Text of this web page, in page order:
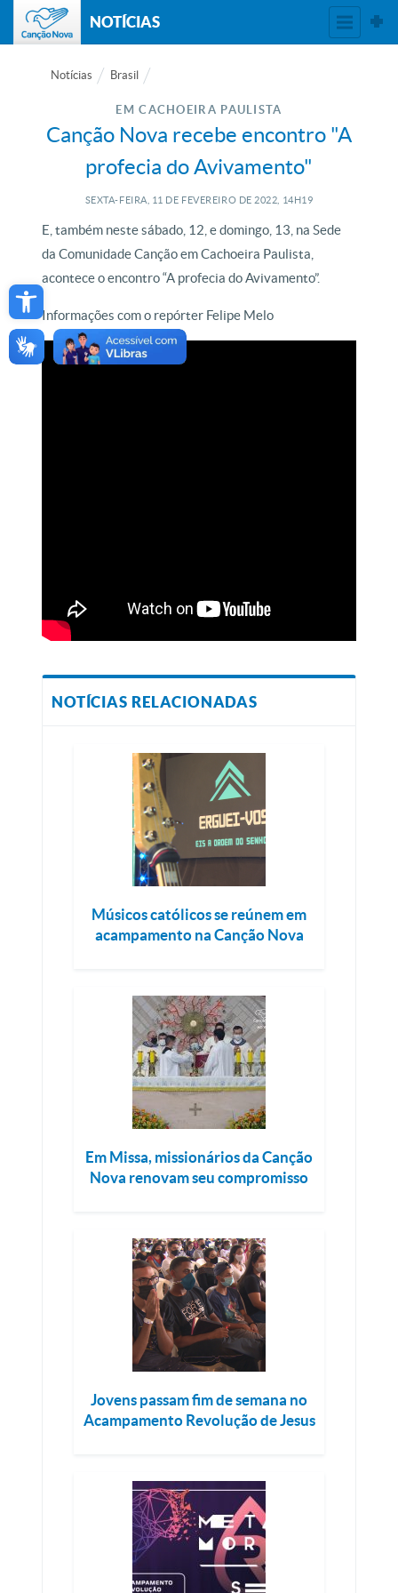
Open toolbar
NOTÍCIAS
Notícias Brasil
EM CACHOEIRA PAULISTA
Canção Nova recebe encontro "A
profecia do Avivamento"
SEXTA-FEIRA, 11 DE FEVEREIRO DE 2022, 14H19
E, também neste sábado, 12, e domingo, 13, na Sede
da Comunidade Canção em Cachoeira Paulista,
acontece o encontro “A profecia do Avivamento”.
Informações com o repórter Felipe Melo
NOTÍCIAS RELACIONADAS
Músicos católicos se reúnem em
acampamento na Canção Nova
Em Missa, missionários da Canção
Nova renovam seu compromisso
Jovens passam fim de semana no
Acampamento Revolução de Jesus